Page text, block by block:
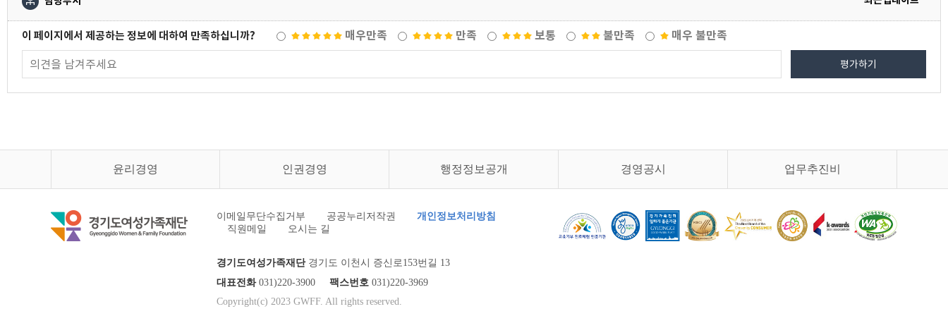
이 페이지에서 제공하는 정보에 대하여 만족하십니까? 매우만족 만족 보통 불만족 매우 불만족
평가하기
윤리경영 인권경영 행정정보공개 경영공시 업무추진비
이메일무단수집거부 공공누리저작권
개인정보처리방침
직원메일
오시는 길
경기도여성가족재단경기도 이천시 증신로153번길 13
대표전화031)220-3900 팩스번호 031)220-3969
Copyright(c) 2023 GWFF. All rights reserved.